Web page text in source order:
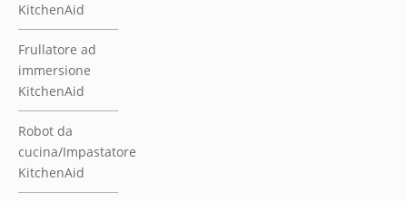
KitchenAid
Frullatore ad
immersione
KitchenAid
Robot da
cucina/Impastatore
KitchenAid